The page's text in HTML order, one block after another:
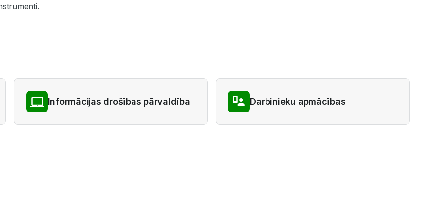
Informācijas drošības pārvaldība Darbinieku apmācības